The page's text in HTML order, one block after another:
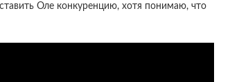
Оле конкуренцию, хотя понимаю, что